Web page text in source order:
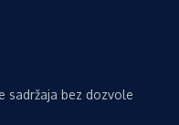
sadržaja bez dozvole